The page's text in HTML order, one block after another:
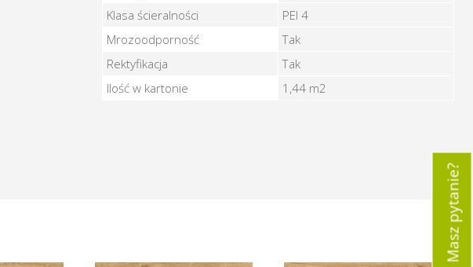
Masz pytanie?
Klasa ścieralności
PEI 4
Mrozoodporność
Tak
Rektyfikacja
Tak
Ilość w kartonie
1,44 m2